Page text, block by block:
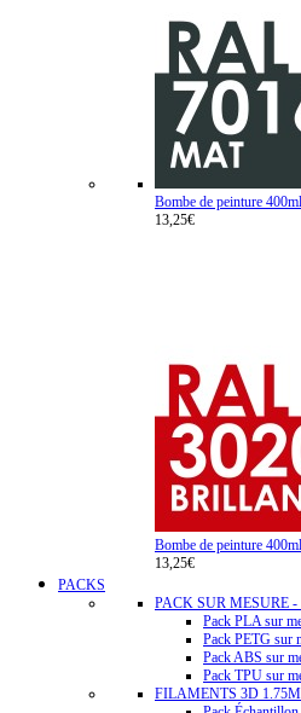
Bombe de peinture
13,25€
Bombe de peinture
13,25€
PACKS
PACK SUR MESURE
Pack PLA sur
Pack PETG sur
Pack ABS sur
Pack TPU sur
FILAMENTS 3D